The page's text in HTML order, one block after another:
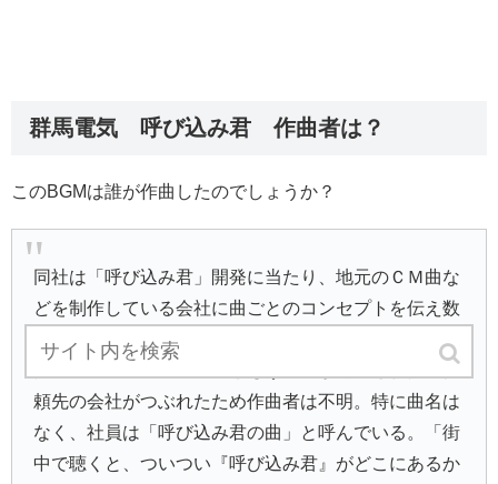
群馬電気 呼び込み君 作曲者は？
このBGMは誰が作曲したのでしょうか？
同社は「呼び込み君」開発に当たり、地元のＣＭ曲な
どを制作している会社に曲ごとのコンセプトを伝え数
曲を発注。その中で「子供が喜びそうな曲」と依頼し
た「ポポーポ、ポポポ」ともう１曲が内蔵された。依
頼先の会社がつぶれたため作曲者は不明。特に曲名は
なく、社員は「呼び込み君の曲」と呼んでいる。「街
中で聴くと、ついつい『呼び込み君』がどこにあるか